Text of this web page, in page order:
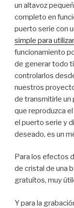
un altavoz
completo en
puerto serie con
simple para
funcionamiento
de generar todo
controlarlos
nuestros
de transmitirle un
que reproduzca
el puerto serie y
deseado, es un
Para los efectos
de cristal de una
gratuítos, muy
Y para la